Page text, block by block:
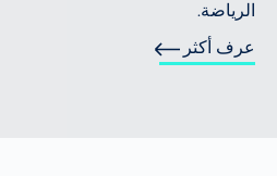
الرياضة.
عرف أكثر